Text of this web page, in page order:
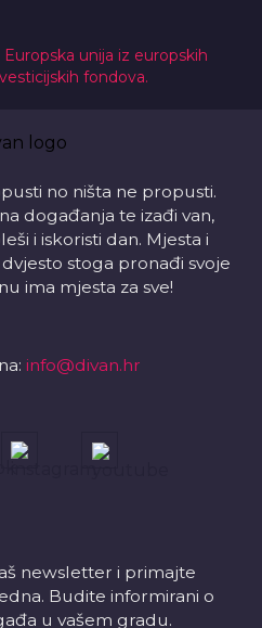
unija iz europskih
fondova.
no ništa ne propusti.
događanja te izađi van,
i iskoristi dan. Mjesta i
stoga pronađi svoje
ima mjesta za sve!
info@divan.hr
newsletter i primajte
Budite informirani o
u vašem gradu.